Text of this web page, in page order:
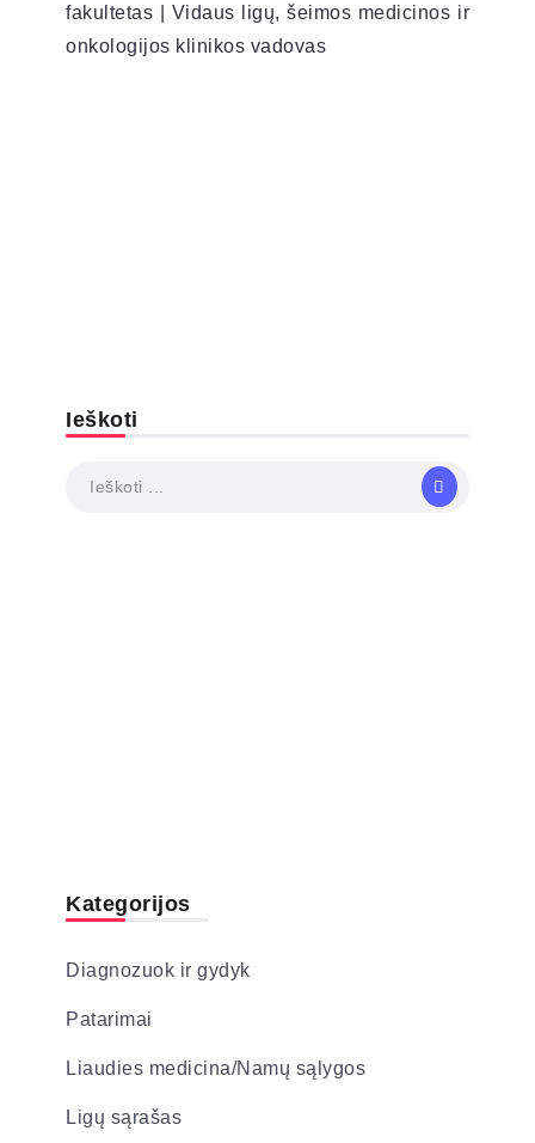
fakultetas | Vidaus ligų, šeimos medicinos ir
onkologijos klinikos vadovas
Ieškoti
Kategorijos
Diagnozuok ir gydyk
Patarimai
Liaudies medicina/Namų sąlygos
Ligų sąrašas